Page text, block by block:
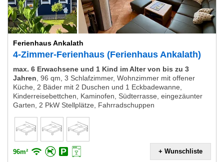
Ferienhaus Ankalath
4-Zimmer-Ferienhaus (Ferienhaus Ankalath)
max. 6 Erwachsene und 1 Kind im Alter von bis zu 3
Jahren 96 qm, 3 Schlafzimmer, Wohnzimmer mit offener
Küche, 2 Bäder mit 2 Duschen und 1 Eckbadewanne,
Kinderreisebettchen, Kaminofen, Südterrasse, eingezäunter
Garten, 2 PkW Stellplätze, Fahrradschuppen
96m² + Wunschliste